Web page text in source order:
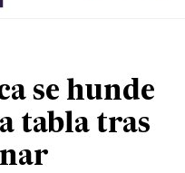
se hunde
tabla tras